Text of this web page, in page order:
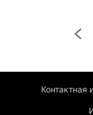
Контактная